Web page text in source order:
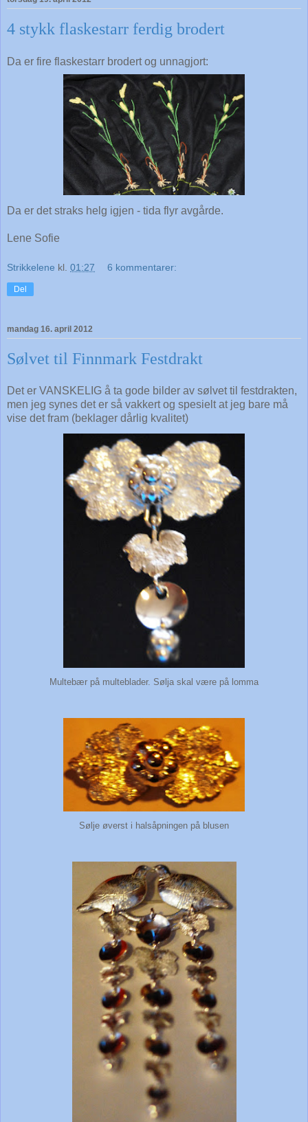
4 stykk flaskestarr ferdig brodert
Da er fire flaskestarr brodert og unnagjort:
Da er det straks helg igjen - tida flyr avgårde.
Lene Sofie
Strikkelene kl. 01:27 6 kommentarer:
Del
mandag 16. april 2012
Sølvet til Finnmark Festdrakt
Det er VANSKELIG å ta gode bilder av sølvet til festdrakten,
men jeg synes det er så vakkert og spesielt at jeg bare må
vise det fram (beklager dårlig kvalitet)
Multebær på multeblader. Sølja skal være på lomma
Sølje øverst i halsåpningen på blusen